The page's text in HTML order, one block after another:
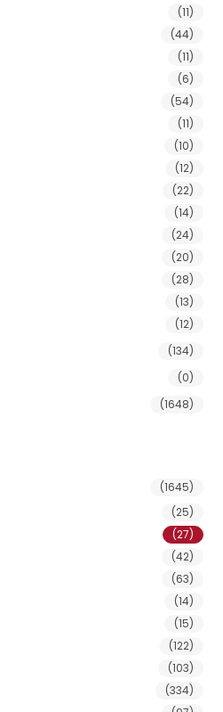
(11)
(44)
(11)
(6)
(54)
(11)
(10)
(12)
(22)
(14)
(24)
(20)
(28)
(13)
(12)
(134)
(0)
(1648)
(1645)
(25)
(27)
(42)
(63)
(14)
(15)
(122)
(103)
(334)